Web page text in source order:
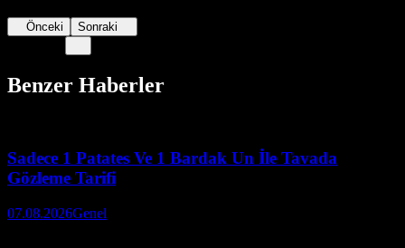
Önceki Sonraki
Benzer Haberler
Sadece 1 Patates Ve 1 Bardak Un İle Tavada
Gözleme Tarifi
07.08.2026Genel